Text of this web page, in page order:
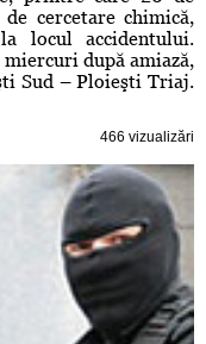
cercetare chimică,
locul accidentului.
după amiază,
Sud – Ploieşti Triaj.
466 vizualizări